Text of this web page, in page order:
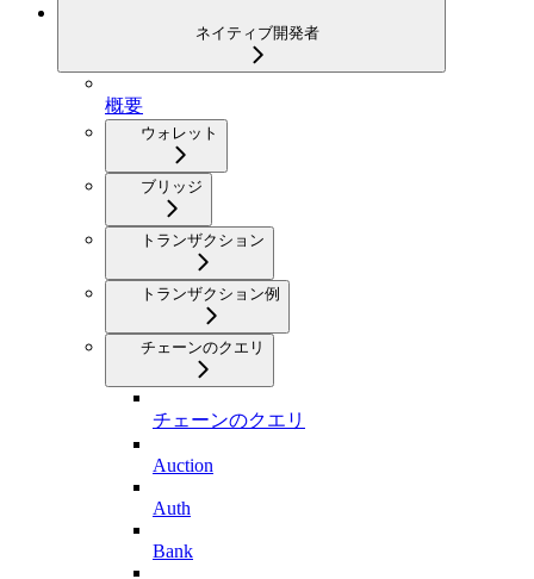
ネイティブ開発者
概要
ウォレット
ブリッジ
トランザクション
トランザクション例
チェーンのクエリ
チェーンのクエリ
Auction
Auth
Bank